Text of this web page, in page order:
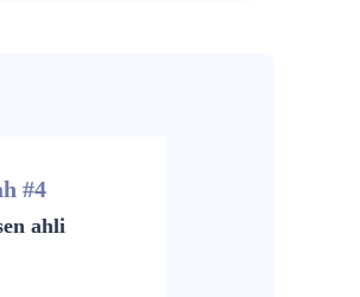
#4
ahli